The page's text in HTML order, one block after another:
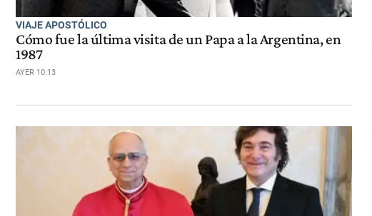
VIAJE APOSTÓLICO
Cómo fue la última visita de un Papa a la Argentina, en
1987
AYER 10:13